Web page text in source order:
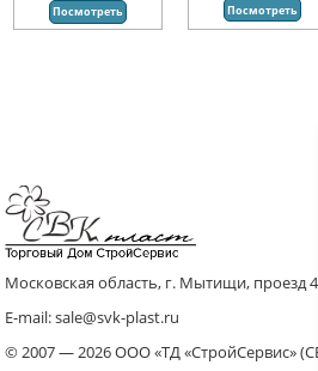
Посмотреть Посмотреть
Московская область, г. Мытищи, проезд
E-mail: sale@svk-plast.ru
© 2007 — 2026 ООО «ТД «СтройСервис»